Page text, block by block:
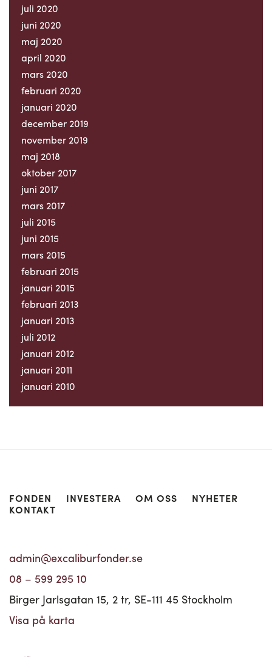
juli 2020
juni 2020
maj 2020
april 2020
mars 2020
februari 2020
januari 2020
december 2019
november 2019
maj 2018
oktober 2017
juni 2017
mars 2017
juli 2015
juni 2015
mars 2015
februari 2015
januari 2015
februari 2013
januari 2013
juli 2012
januari 2012
januari 2011
januari 2010
FONDEN INVESTERA OM OSS
NYHETER
KONTAKT
admin@excaliburfonder.se
08 – 599 295 10
Birger Jarlsgatan 15, 2 tr, SE-111 45 Stockholm
Visa på karta